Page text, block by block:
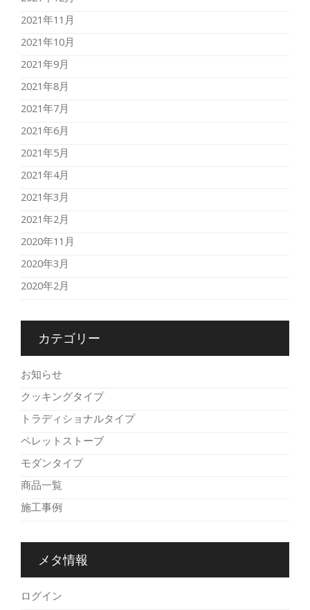
2021年11月
2021年10月
2021年9月
2021年8月
2021年7月
2021年6月
2021年5月
2021年4月
2021年3月
2021年2月
2020年11月
2020年3月
2020年2月
カテゴリー
お知らせ
クッキングタイプ
トラディショナルタイプ
ペレットストーブ
モダンタイプ
商品一覧
施工事例
メタ情報
ログイン